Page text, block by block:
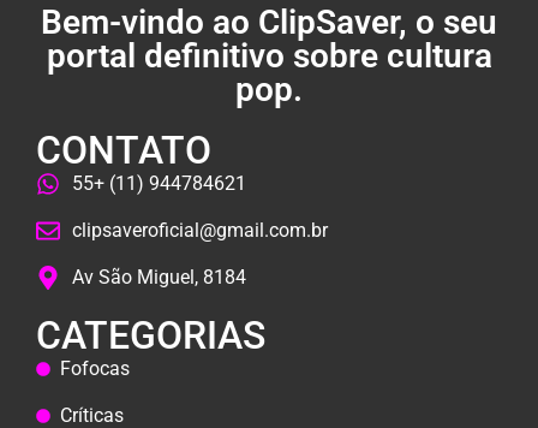
Bem-vindo ao ClipSaver, o seu
portal definitivo sobre cultura
pop.
CONTATO
55+ (11) 944784621
clipsaveroficial@gmail.com.br
Av São Miguel, 8184
CATEGORIAS
Fofocas
Críticas